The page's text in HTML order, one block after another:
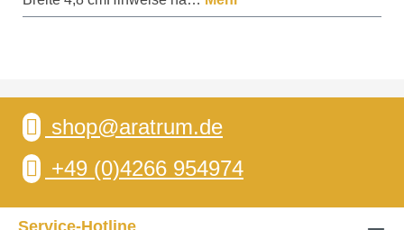
shop@aratrum.de
+49 (0)4266 954974
Service-Hotline